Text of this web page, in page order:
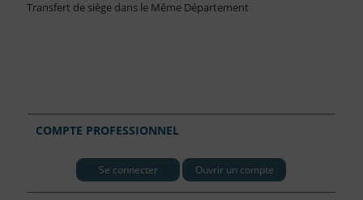
Transfert de siège dans le Même Département
COMPTE PROFESSIONNEL
Se connecter Ouvrir un compte